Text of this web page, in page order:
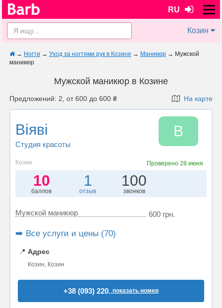
RU
Козин
→ Ногти → Уход за ногтями рук в Козине → Маникюр → Мужской
маникюр
Мужской маникюр в Козине
Предложений: 2, от 600 до 600 ₴ На карте
Віяві
Студия красоты
В
Козин Проверено 28 июня
10
баллов
1
отзыв
100
звонков
Мужской маникюр 600 грн.
➡️ Все услуги и цены (70)
📍 Адрес
Козин, Козин
+38 (093) 220..показать номер